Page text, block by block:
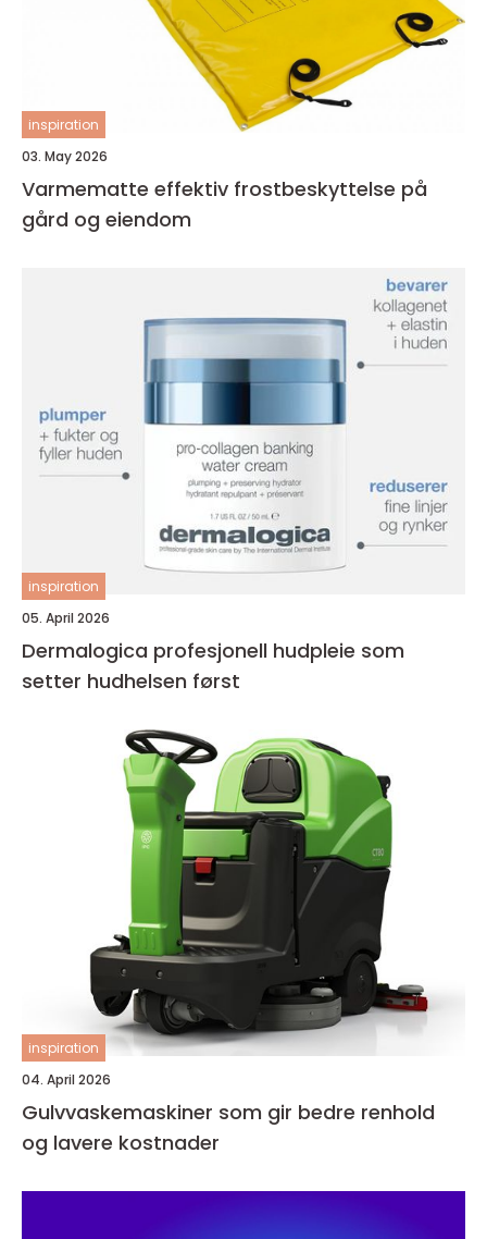
inspiration
03. May 2026
Varmematte effektiv frostbeskyttelse på
gård og eiendom
inspiration
05. April 2026
Dermalogica profesjonell hudpleie som
setter hudhelsen først
inspiration
04. April 2026
Gulvvaskemaskiner som gir bedre renhold
og lavere kostnader